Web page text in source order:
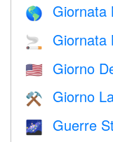
🌎 Giornata
🚬 Giornata
🇺🇸 Giorno
⚒️ Giorno
🌌 Guerre